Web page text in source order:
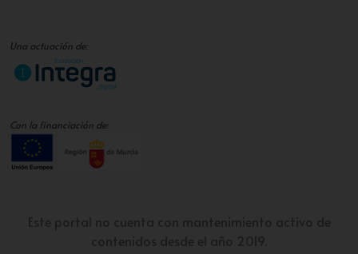
Una actuación de:
Con la financiación de: